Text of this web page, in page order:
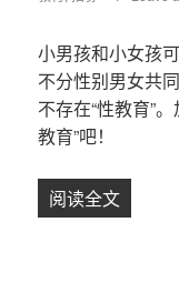
小男孩和小女孩
不分性别男女共
不存在“性教育”
教育”吧！
阅读全文